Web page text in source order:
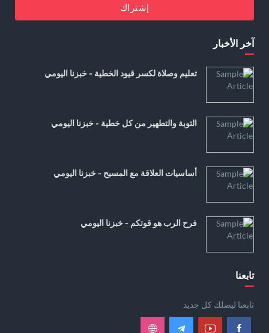
إشتراك
آخر الأخبار
تعليم وصلاة لكسر قيود الخطية - خبزنا اليومي
التوبة والتطهير من كل خطية - خبزنا اليومي
أساسيات العلاقة مع المسيح - خبزنا اليومي
فرح الرب هو قوتكم - خبزنا اليومي
تابعنا
تابعنا ليصلك كل جديد